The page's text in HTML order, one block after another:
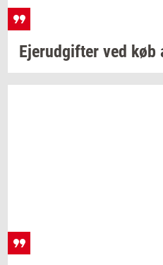
Ejer­ud­gif­ter ved køb